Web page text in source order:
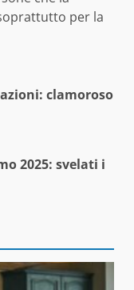
per la
clamoroso
2025: svelati i